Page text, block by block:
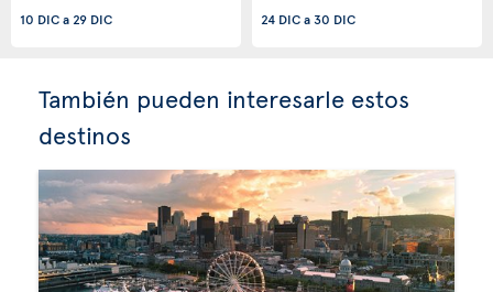
10 DICa29 DIC
24 DICa30 DIC
También pueden interesarle estos
destinos